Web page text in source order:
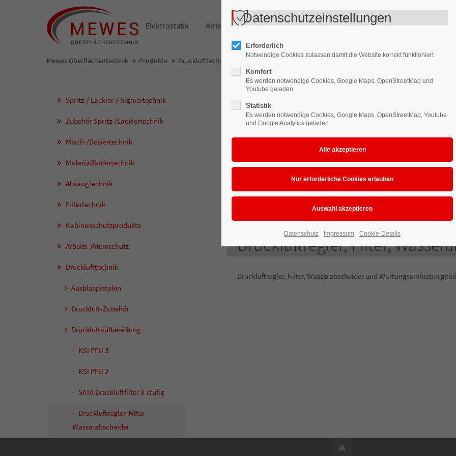
Elektrostatik Airless-Spritzgeräte Lackierpistolen Produkte
Mewes Oberflächentechnik Produkte Drucklufttechnik Druckluftaufbereitung
Überblick Zubehör für
Druckluftaufbereitung
Druckluftregler, Filter,
Druckluftregler, Filter, Wasserabscheider und Wartungseinheiten
Spritz-/ Lackier-/ Signiertechnik
Zubehör Spritz-/Lackiertechnik
Misch-/Dosiertechnik
Materialfördertechnik
Absaugtechnik
Filtertechnik
Kabinenschutzprodukte
Arbeits-/Atemschutz
Drucklufttechnik
Ausblaspistolen
Druckluft-Zubehör
Druckluftaufbereitung
KSI PFU 3
KSI PFU 2
SATA Druckluftfilter 3-stufig
Druckluftregler-Filter-
Wasserabscheider
Datenschutzeinstellungen
Erforderlich
Notwendige Cookies zulassen damit die Website korrekt funktioniert
Komfort
Es werden notwendige Cookies, Google Maps, OpenStreetMap und
Youtube geladen
Statistik
Es werden notwendige Cookies, Google Maps, OpenStreetMap, Youtube
und Google Analytics geladen
Datenschutz Impressum Cookie-Details